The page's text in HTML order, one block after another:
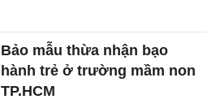
Bảo mẫu thừa nhận bạo
hành trẻ ở trường mầm non
TP.HCM